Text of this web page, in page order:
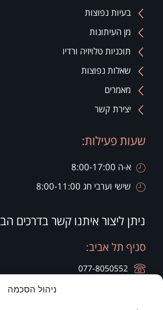
ניהול הסכמה
ניתן ליצור איתנו קשר בדרכים
סניף תל אביב:
077-8050552
בעיות נפוצות
מן העיתונות
תוכניות טלויזיה ורדיו
שאלות נפוצות
מאמרים
יצירת קשר
שעות פעילות:
א-ה 8:00-17:00
שישי וערבי חג 8:00-11:00